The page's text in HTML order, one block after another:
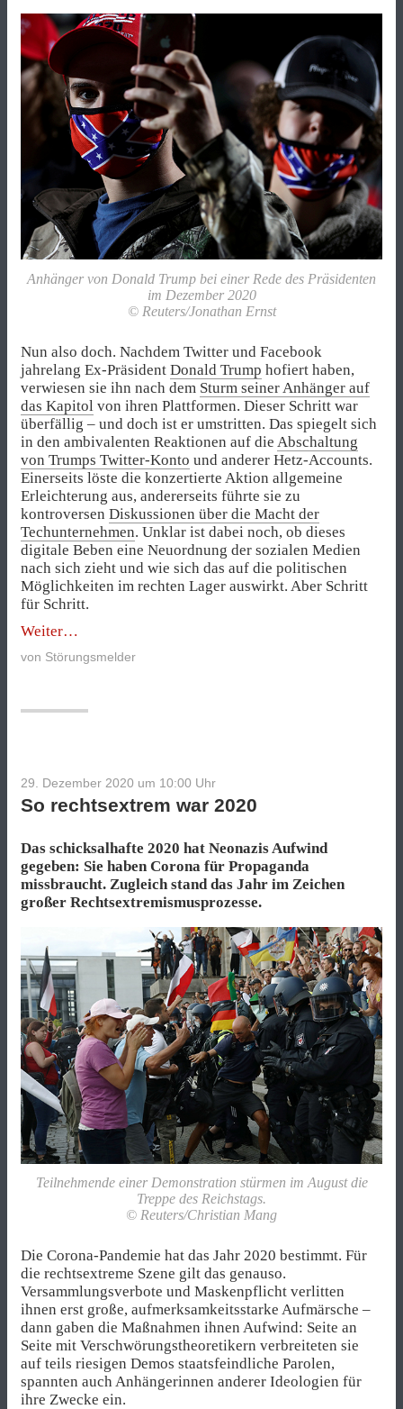
Anhänger von Donald Trump bei einer Rede des Präsidenten
im Dezember 2020
© Reuters/Jonathan Ernst
Nun also doch. Nachdem Twitter und Facebook
jahrelang Ex-Präsident Donald Trump hofiert haben,
verwiesen sie ihn nach dem Sturm seiner Anhänger auf
das Kapitol von ihren Plattformen. Dieser Schritt war
überfällig – und doch ist er umstritten. Das spiegelt sich
in den ambivalenten Reaktionen auf die Abschaltung
von Trumps Twitter-Konto und anderer Hetz-Accounts.
Einerseits löste die konzertierte Aktion allgemeine
Erleichterung aus, andererseits führte sie zu
kontroversen Diskussionen über die Macht der
Techunternehmen. Unklar ist dabei noch, ob dieses
digitale Beben eine Neuordnung der sozialen Medien
nach sich zieht und wie sich das auf die politischen
Möglichkeiten im rechten Lager auswirkt. Aber Schritt
für Schritt.
Weiter„Das
von Störungsmelder
29. Dezember 2020 um 10:00 Uhr
So rechtsextrem war 2020
Das schicksalhafte 2020 hat Neonazis Aufwind
gegeben: Sie haben Corona für Propaganda
missbraucht. Zugleich stand das Jahr im Zeichen
großer Rechtsextremismusprozesse.
Teilnehmende einer Demonstration stürmen im August die
Treppe des Reichstags.
© Reuters/Christian Mang
Die Corona-Pandemie hat das Jahr 2020 bestimmt. Für
die rechtsextreme Szene gilt das genauso.
Versammlungsverbote und Maskenpflicht verlitten
ihnen erst große, aufmerksamkeitsstarke Aufmärsche –
dann gaben die Maßnahmen ihnen Aufwind: Seite an
Seite mit Verschwörungstheoretikern verbreiteten sie
auf teils riesigen Demos staatsfeindliche Parolen,
spannten auch Anhängerinnen anderer Ideologien für
ihre Zwecke ein.